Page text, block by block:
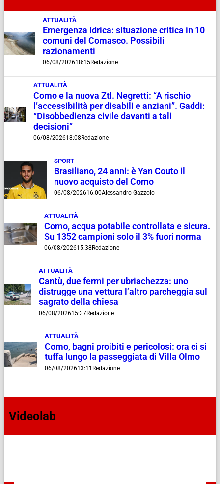
ATTUALITÀ
Emergenza idrica: situazione critica in 10
comuni del Comasco. Possibili
razionamenti
06/08/202618:15Redazione
ATTUALITÀ
Como e la nuova Ztl. Negretti: “A rischio
l’accessibilità per disabili e anziani”. Gaddi:
“Disobbedienza civile davanti a tali
decisioni”
06/08/202618:08 Redazione
SPORT
Brasiliano, 24 anni: è Yan Couto il
nuovo acquisto del Como
06/08/202616:00Alessandro Gazzolo
ATTUALITÀ
Como, acqua potabile controllata e sicura.
Su 1352 campioni solo il 3% fuori norma
06/08/202615:38 Redazione
ATTUALITÀ
Cantù, due fermi per ubriachezza: uno
distrugge una vettura l’altro parcheggia sul
sagrato della chiesa
06/08/202615:37Redazione
ATTUALITÀ
Como, bagni proibiti e pericolosi: ora ci si
tuffa lungo la passeggiata di Villa Olmo
06/08/202613:11 Redazione
Videolab